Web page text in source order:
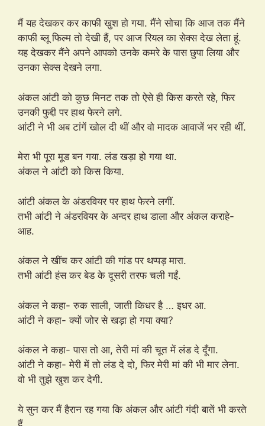
मैं यह देखकर कर काफी खुश हो गया. मैंने सोचा कि आज तक मैंने
काफी ब्लू फिल्म तो देखी हैं, पर आज रियल का सेक्स देख लेता हूं.
यह देखकर मैंने अपने आपको उनके कमरे के पास छुपा लिया और
उनका सेक्स देखने लगा.
अंकल आंटी को कुछ मिनट तक तो ऐसे ही किस करते रहे, फिर
उनकी फुद्दी पर हाथ फेरने लगे.
आंटी ने भी अब टांगें खोल दी थीं और वो मादक आवाजें भर रही थीं.
मेरा भी पूरा मूड बन गया. लंड खड़ा हो गया था.
अंकल ने आंटी को किस किया.
आंटी अंकल के अंडरवियर पर हाथ फेरने लगीं.
तभी आंटी ने अंडरवियर के अन्दर हाथ डाला और अंकल कराहे-
आह.
अंकल ने खींच कर आंटी की गांड पर थप्पड़ मारा.
तभी आंटी हंस कर बेड के दूसरी तरफ चली गईं.
अंकल ने कहा- रुक साली, जाती किधर है … इधर आ.
आंटी ने कहा- क्यों जोर से खड़ा हो गया क्या?
अंकल ने कहा- पास तो आ, तेरी मां की चूत में लंड दे दूँगा.
आंटी ने कहा- मेरी में तो लंड दे दो, फिर मेरी मां की भी मार लेना.
वो भी तुझे खुश कर देगी.
ये सुन कर मैं हैरान रह गया कि अंकल और आंटी गंदी बातें भी करते